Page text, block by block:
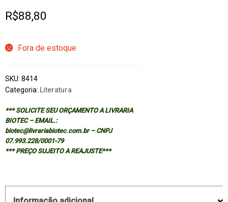
R$88,80
Fora de estoque
SKU: 8414
Categoria: Literatura
*** SOLICITE SEU ORÇAMENTO A LIVRARIA
BIOTEC – EMAIL.:
biotec@livrariabiotec.com.br – CNPJ
07.993.228/0001-79
*** PREÇO SUJEITO A REAJUSTE***